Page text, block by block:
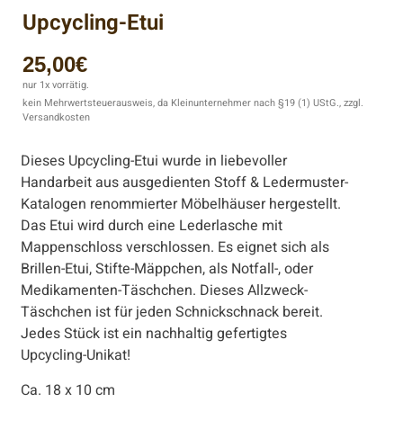
Upcycling-Etui
25,00€
nur 1x vorrätig.
kein Mehrwertsteuerausweis, da Kleinunternehmer nach §19 (1) UStG., zzgl.
Versandkosten
Beschreibung
Dieses Upcycling-Etui wurde in liebevoller
Handarbeit aus ausgedienten Stoff & Ledermuster-
Katalogen renommierter Möbelhäuser hergestellt.
Das Etui wird durch eine Lederlasche mit
Mappenschloss verschlossen. Es eignet sich als
Brillen-Etui, Stifte-Mäppchen, als Notfall-, oder
Medikamenten-Täschchen. Dieses Allzweck-
Täschchen ist für jeden Schnickschnack bereit.
Jedes Stück ist ein nachhaltig gefertigtes
Upcycling-Unikat!
Ca. 18 x 10 cm